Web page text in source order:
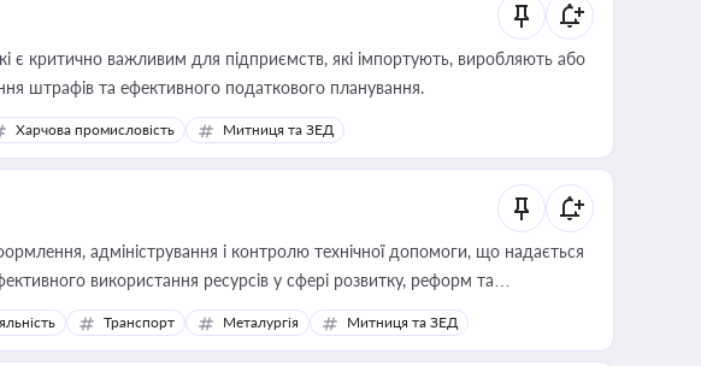
є критично важливим для підприємств, які імпортують, виробляють або
штрафів та ефективного податкового планування.
Харчова промисловість Митниця та ЗЕД
адміністрування і контролю технічної допомоги, що надається
використання ресурсів у сфері розвитку, реформ та
Транспорт Металургія Митниця та ЗЕД